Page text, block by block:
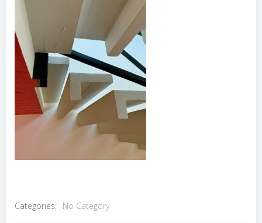
Categories: No Category